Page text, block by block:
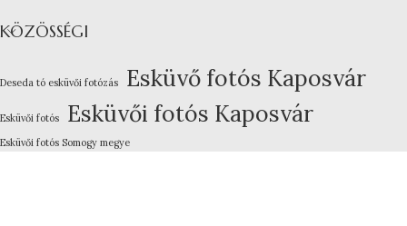
KÖZÖSSÉGI
Deseda tó esküvői fotózás Esküvő fotós Kaposvár
Esküvői fotós Esküvői fotós Kaposvár
Esküvői fotós Somogy megye